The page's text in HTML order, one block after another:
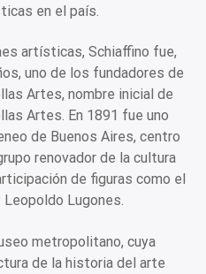
en el país.
artísticas, Schiaffino fue,
uno de los fundadores de
Artes, nombre inicial de
Artes. En 1891 fue uno
de Buenos Aires, centro
renovador de la cultura
de figuras como el
Leopoldo Lugones.
metropolitano, cuya
de la historia del arte